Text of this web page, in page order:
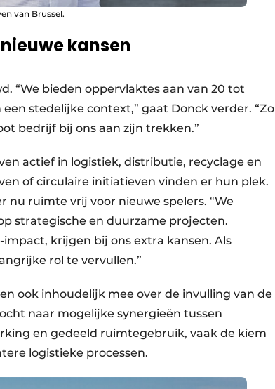
van Brussel.
kansen
“We bieden oppervlaktes aan van 20 tot
stedelijke context,” gaat Donck verder. “Zo
bedrijf bij ons aan zijn trekken.”
actief in logistiek, distributie, recyclage en
of circulaire initiatieven vinden er hun plek.
nu ruimte vrij voor nieuwe spelers. “We
strategische en duurzame projecten.
krijgen bij ons extra kansen. Als
rol te vervullen.”
ook inhoudelijk mee over de invulling van de
naar mogelijke synergieën tussen
en gedeeld ruimtegebruik, vaak de kiem
logistieke processen.